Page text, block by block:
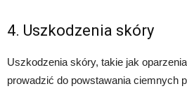
4. Uszkodzenia skóry
Uszkodzenia skóry, takie jak
prowadzić do powstawania ciemnych